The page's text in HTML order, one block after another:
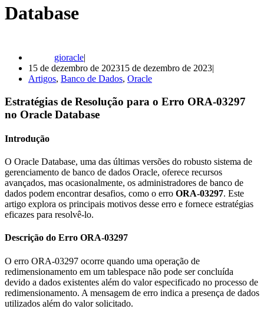
Database
gioracle
15 de dezembro de 202315 de dezembro de 2023
Artigos, Banco de Dados, Oracle
Estratégias de Resolução para o Erro ORA-03297
no Oracle Database
Introdução
O Oracle Database, uma das últimas versões do robusto sistema de
gerenciamento de banco de dados Oracle, oferece recursos
avançados, mas ocasionalmente, os administradores de banco de
dados podem encontrar desafios, como o erro ORA-03297. Este
artigo explora os principais motivos desse erro e fornece estratégias
eficazes para resolvê-lo.
Descrição do Erro ORA-03297
O erro ORA-03297 ocorre quando uma operação de
redimensionamento em um tablespace não pode ser concluída
devido a dados existentes além do valor especificado no processo de
redimensionamento. A mensagem de erro indica a presença de dados
utilizados além do valor solicitado.